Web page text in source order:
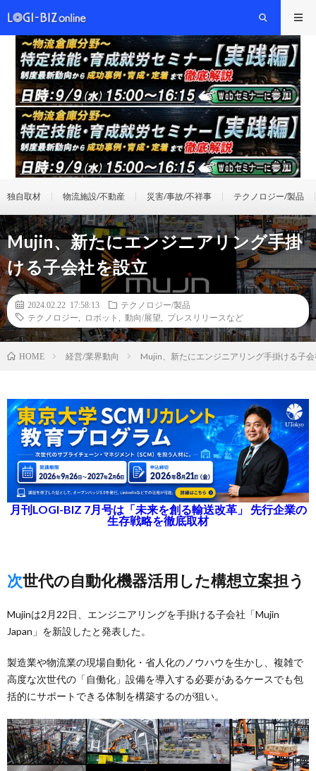
独自取材 物流施設/不動産 災害/事故/不祥事 テクノロジー/製品
Mujin、新たにエンジニアリング手掛
ける子会社を設立
2024.02.22 17:58:13
テクノロジー/製品
テクノロジー
ロボット 動向/展望 プレスリリースなど
HOME 経営/業界動向 Mujin、新たにエンジニアリング手掛ける子
月刊LOGI-BIZ 7月号は「未来を創る輸送改革」 先行企業の
生存戦略を徹底取材
次世代の自動化機器活用した構想立案担う
Mujinは2月22日、エンジニアリングを手掛ける子会社「Mujin
Japan」を新設したと発表した。
製造業や物流業の現場自動化・省人化のノウハウを生かし、複雑で
高度な次世代の「自働化」設備を導入する必要があるケースでも包
括的にサポートできる体制を構築するのが狙い。